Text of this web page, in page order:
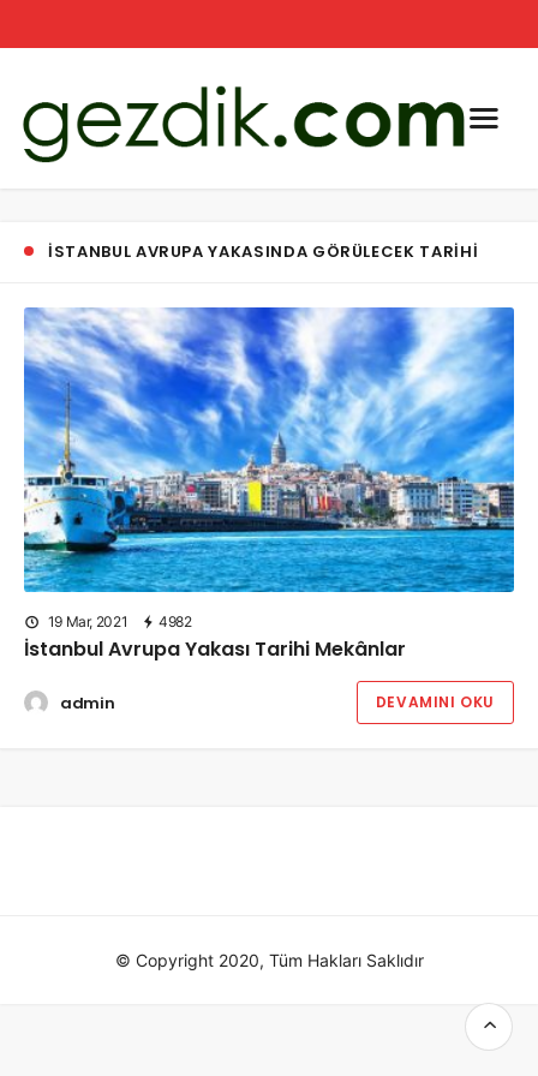
ISTANBUL AVRUPA YAKASINDA GÖRÜLECEK TARIHI
YERLER
19 Mar, 2021 4982
İstanbul Avrupa Yakası Tarihi Mekânlar
admin DEVAMINI OKU
© Copyright 2020, Tüm Hakları Saklıdır